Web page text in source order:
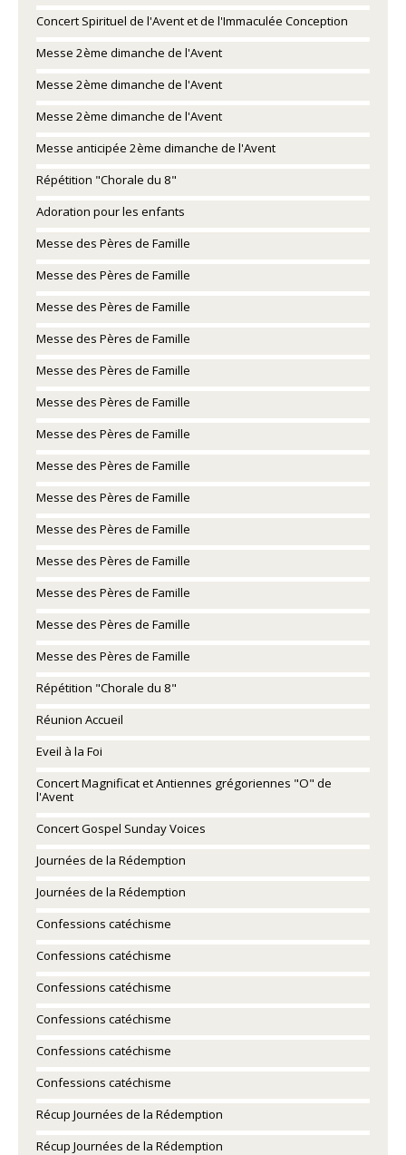
Concert Spirituel de l'Avent et de l'Immaculée Conception
Messe 2ème dimanche de l'Avent
Messe 2ème dimanche de l'Avent
Messe 2ème dimanche de l'Avent
Messe anticipée 2ème dimanche de l'Avent
Répétition "Chorale du 8"
Adoration pour les enfants
Messe des Pères de Famille
Messe des Pères de Famille
Messe des Pères de Famille
Messe des Pères de Famille
Messe des Pères de Famille
Messe des Pères de Famille
Messe des Pères de Famille
Messe des Pères de Famille
Messe des Pères de Famille
Messe des Pères de Famille
Messe des Pères de Famille
Messe des Pères de Famille
Messe des Pères de Famille
Messe des Pères de Famille
Répétition "Chorale du 8"
Réunion Accueil
Eveil à la Foi
Concert Magnificat et Antiennes grégoriennes "O" de
l'Avent
Concert Gospel Sunday Voices
Journées de la Rédemption
Journées de la Rédemption
Confessions catéchisme
Confessions catéchisme
Confessions catéchisme
Confessions catéchisme
Confessions catéchisme
Confessions catéchisme
Récup Journées de la Rédemption
Récup Journées de la Rédemption